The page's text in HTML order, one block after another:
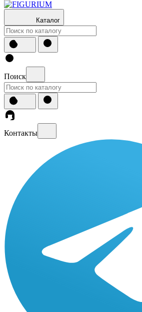
Каталог
Поиск
Контакты